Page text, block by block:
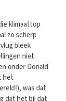
klimaattop
zo scherp
bleek
niet
onder Donald
het
was dat
dat het bij dat